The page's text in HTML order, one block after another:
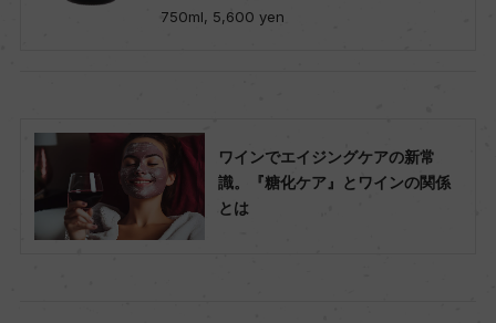
750ml, 5,600 yen
ワインでエイジングケアの新常
識。『糖化ケア』とワインの関係
とは